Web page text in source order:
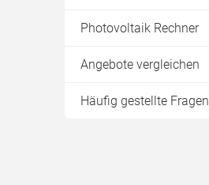
Photovoltaik Rechner
Angebote vergleichen
Häufig gestellte Fragen